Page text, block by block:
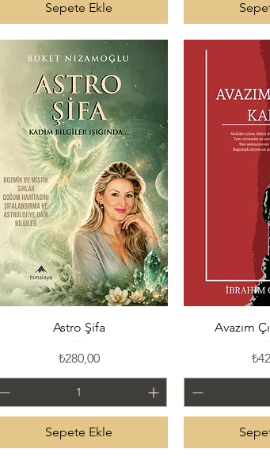
Sepete Ekle
Hızlı Bakış
Astro Şifa
Fiyat
₺280,00
Sepete Ekle
Avazım